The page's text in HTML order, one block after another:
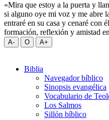
«Mira que estoy a la puerta y
si alguno oye mi voz y me abre
entraré en su casa y cenaré con
formación, reflexión y amistad
Biblia
Navegador bíblico
Sinopsis evangélica
Vocabulario de
Los Salmos
Sillón bíblico